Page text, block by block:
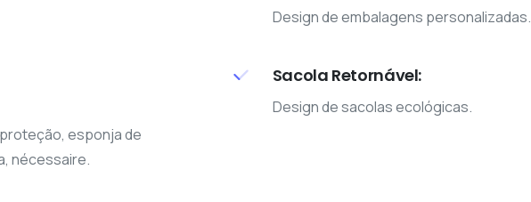
esponja de
nécessaire.
Design de embalagens personalizadas.
Sacola Retornável:
Design de sacolas ecológicas.